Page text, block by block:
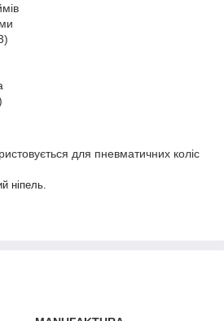
для пневматичних коліс
ніпель.